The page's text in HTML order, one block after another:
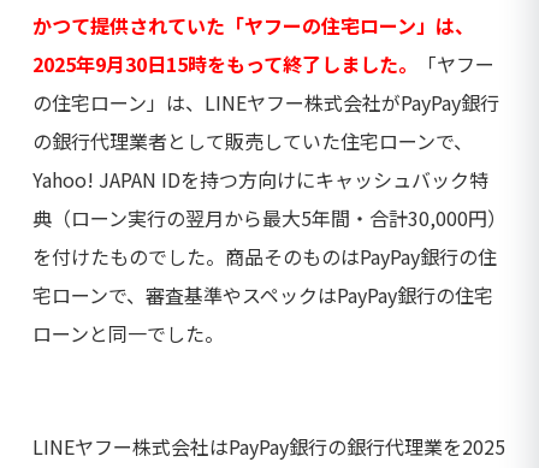
かつて提供されていた「ヤフーの住宅ローン」は、
2025年9月30日15時をもって終了しました。
「ヤフー
の住宅ローン」は、LINEヤフー株式会社がPayPay銀行
の銀行代理業者として販売していた住宅ローンで、
Yahoo! JAPAN IDを持つ方向けにキャッシュバック特
典（ローン実行の翌月から最大5年間・合計30,000円）
を付けたものでした。商品そのものはPayPay銀行の住
宅ローンで、審査基準やスペックはPayPay銀行の住宅
ローンと同一でした。
LINEヤフー株式会社はPayPay銀行の銀行代理業を2025